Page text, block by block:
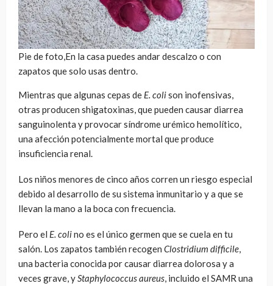
Pie de foto,En la casa puedes andar descalzo o con
zapatos que solo usas dentro.
Mientras que algunas cepas de E. colison inofensivas,
otras producen shigatoxinas, que pueden causar diarrea
sanguinolenta y provocar síndrome urémico hemolítico,
una afección potencialmente mortal que produce
insuficiencia renal.
Los niños menores de cinco años corren un riesgo especial
debido al desarrollo de su sistema inmunitario y a que se
llevan la mano a la boca con frecuencia.
Pero el E. colino es el único germen que se cuela en tu
salón. Los zapatos también recogen Clostridium difficile
una bacteria conocida por causar diarrea dolorosa y a
veces grave, y Staphylococcus aureus , incluido el SAMR una